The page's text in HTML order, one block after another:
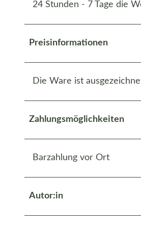
24 Stunden - 7 Tage die
Preisinformationen
Die Ware ist
Zahlungsmöglichkeiten
Barzahlung vor Ort
Autor:in